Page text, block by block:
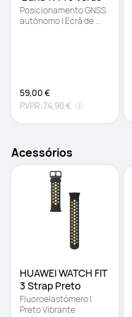
Posicionamento GNSS
autónomo | Ecrã de
59,00 €
PVPR:74,90 €
Acessórios
HUAWEI WATCH FIT
3 Strap Preto
Fluoroelastómero |
Preto Vibrante